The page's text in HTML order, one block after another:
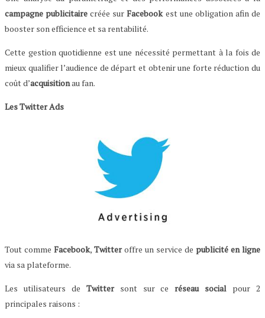
campagne publicitaire créée surFacebookest une obligation afin de
booster son efficience et sa rentabilité.
Cette gestion quotidienne est une nécessité permettant à la fois de
mieux qualifier l’audience de départ et obtenir une forte réduction du
coût d’acquisitionau fan.
Les Twitter Ads
Tout comme Facebook, Twitteroffre un service de publicité en ligne
via sa plateforme.
Les utilisateurs de Twittersont sur ceréseau social pour 2
principales raisons :